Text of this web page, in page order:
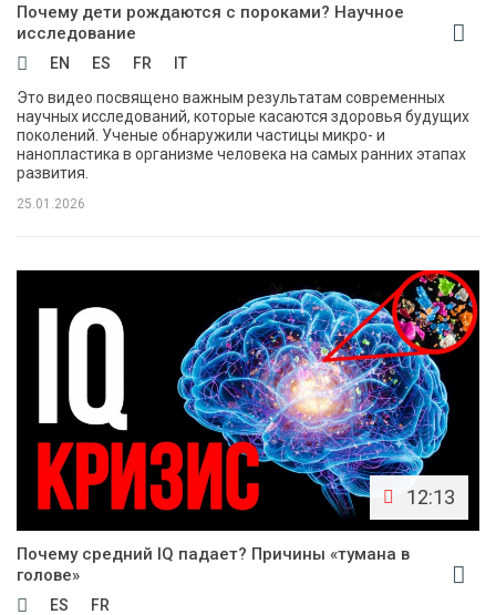
Почему дети рождаются с пороками? Научное
исследование
EN ES FR
IT
Это видео посвящено важным результатам современных
научных исследований, которые касаются здоровья будущих
поколений. Ученые обнаружили частицы микро- и
нанопластика в организме человека на самых ранних этапах
развития.
25.01.2026
12:13
Почему средний IQ падает? Причины «тумана в
голове»
ES
FR